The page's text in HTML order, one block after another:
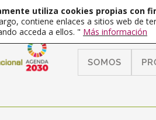
SOMOS
utiliza cookies propias con
contiene enlaces a sitios web de
acceda a ellos. " Más información